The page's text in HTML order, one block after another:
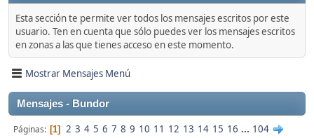
Esta sección te permite ver todos los mensajes escritos por este
usuario. Ten en cuenta que sólo puedes ver los mensajes escritos
en zonas a las que tienes acceso en este momento.
Mostrar Mensajes Menú
Mensajes - Bundor
Páginas 1 2 3 4 5 6 7 8 9 10 11 12 13 14 15 16 ... 104